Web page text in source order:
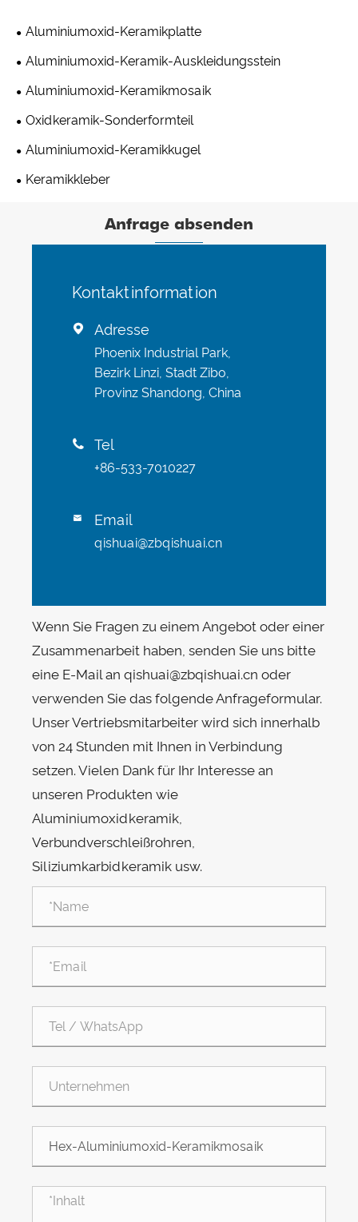
Aluminiumoxid-Keramikplatte
Aluminiumoxid-Keramik-Auskleidungsstein
Aluminiumoxid-Keramikmosaik
Oxidkeramik-Sonderformteil
Aluminiumoxid-Keramikkugel
Keramikkleber
Anfrage absenden
Kontaktinformation
 Adresse
Phoenix Industrial Park,
Bezirk Linzi, Stadt Zibo,
Provinz Shandong, China
 Tel
+86-533-7010227
 Email
qishuai@zbqishuai.cn
Wenn Sie Fragen zu einem Angebot oder einer
Zusammenarbeit haben, senden Sie uns bitte
eine E-Mail an qishuai@zbqishuai.cn oder
verwenden Sie das folgende Anfrageformular.
Unser Vertriebsmitarbeiter wird sich innerhalb
von 24 Stunden mit Ihnen in Verbindung
setzen. Vielen Dank für Ihr Interesse an
unseren Produkten wie
Aluminiumoxidkeramik,
Verbundverschleißrohren,
Siliziumkarbidkeramik usw.